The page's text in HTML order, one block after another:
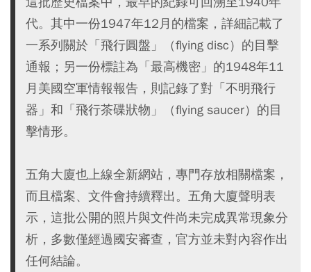
代。其中一份1947年12月的檔案，詳細記載了
一系列關於「飛行圓盤」（flying disc）的目擊
通報；另一份標註為「最高機密」的1948年11
月美國空軍情報報告，則記錄了對「不明飛行
器」和「飛行茶碟狀物」（flying saucer）的目
擊情形。
五角大廈也上線全新網站，專門存放相關檔案，
而且檔案、文件會持續釋出。五角大廈聲明表
示，這批公開的照片與文件尚未完成異常現象分
析，多數僅經過國安審查，官方並未對內容作出
任何結論。